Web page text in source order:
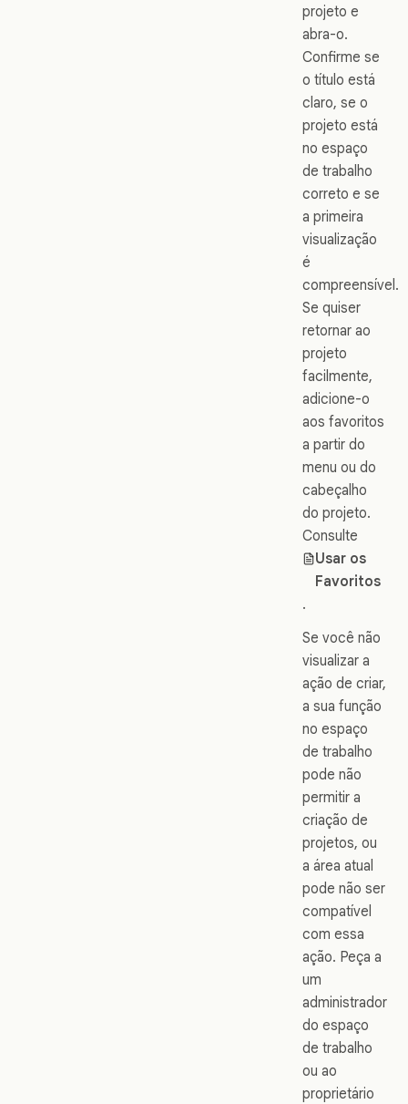
projeto e
abra-o.
Confirme se
o título está
claro, se o
projeto está
no espaço
de trabalho
correto e se
a primeira
visualização
é
compreensível.
Se quiser
retornar ao
projeto
facilmente,
adicione-o
aos favoritos
a partir do
menu ou do
cabeçalho
do projeto.
Consulte
Usar os
Favoritos
.
Se você não
visualizar a
ação de criar,
a sua função
no espaço
de trabalho
pode não
permitir a
criação de
projetos, ou
a área atual
pode não ser
compatível
com essa
ação. Peça a
um
administrador
do espaço
de trabalho
ou ao
proprietário